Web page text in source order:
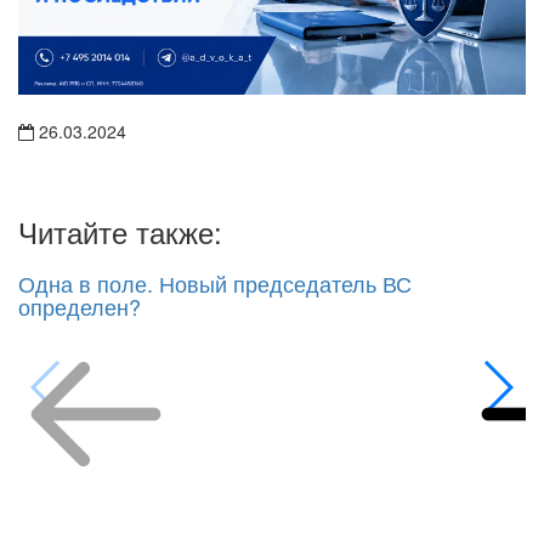
26.03.2024
Читайте также:
Одна в поле. Новый председатель ВС
определен?